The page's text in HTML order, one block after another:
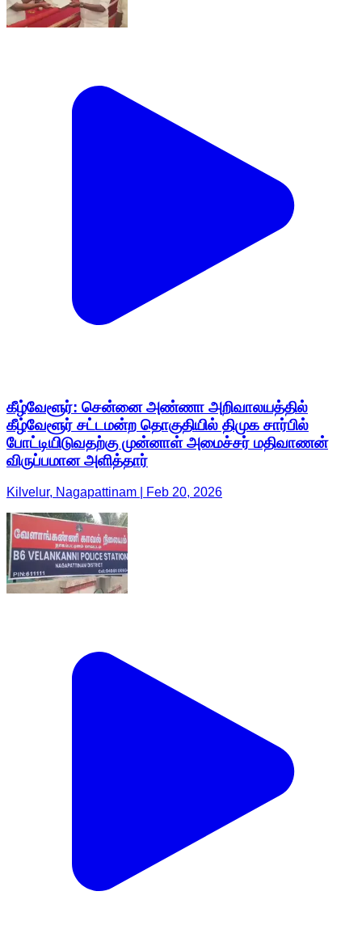
கீழ்வேளூர்: சென்னை அண்ணா அறிவாலயத்தில்
கீழ்வேளூர் சட்டமன்ற தொகுதியில் திமுக சார்பில்
போட்டியிடுவதற்கு முன்னாள் அமைச்சர் மதிவாணன்
விருப்பமான அளித்தார்
Kilvelur, Nagapattinam | Feb 20, 2026